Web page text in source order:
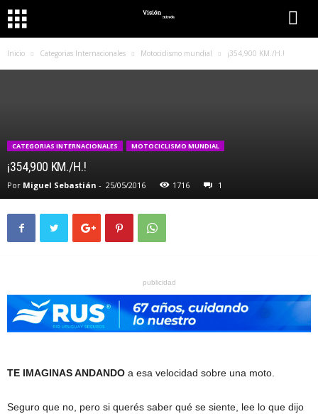
Inicio Categorias Internacionales Motociclismo mundial ¡354,900 KM./H.!
CATEGORIAS INTERNACIONALES MOTOCICLISMO MUNDIAL
¡354,900 KM./H.!
Por Miguel Sebastián - 25/05/2016 1716 1
publicidad
TE IMAGINAS ANDANDO a esa velocidad sobre una moto.
Seguro que no, pero si querés saber qué se siente, lee lo que dijo